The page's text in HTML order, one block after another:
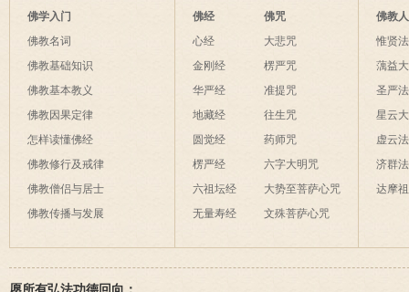
佛学入门
佛教名词
佛教基础知识
佛教基本教义
佛教因果定律
怎样读懂佛经
佛教修行及戒律
佛教僧侣与居士
佛教传播与发展
佛经
心经
金刚经
华严经
地藏经
圆觉经
楞严经
六祖坛经
无量寿经
佛咒
大悲咒
楞严咒
准提咒
往生咒
药师咒
六字大明咒
大势至菩萨心咒
文殊菩萨心咒
佛教
惟贤
蕅益
圣严
星云
虚云
济群
达摩